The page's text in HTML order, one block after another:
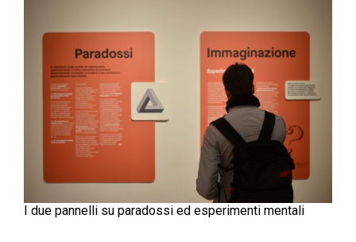
I due pannelli su paradossi ed esperimenti mentali